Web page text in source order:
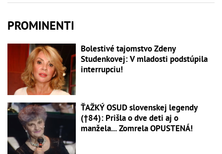
PROMINENTI
Bolestivé tajomstvo Zdeny
Studenkovej: V mladosti podstúpila
interrupciu!
ŤAŽKÝ OSUD slovenskej legendy
(†84): Prišla o dve deti aj o
manžela... Zomrela OPUSTENÁ!